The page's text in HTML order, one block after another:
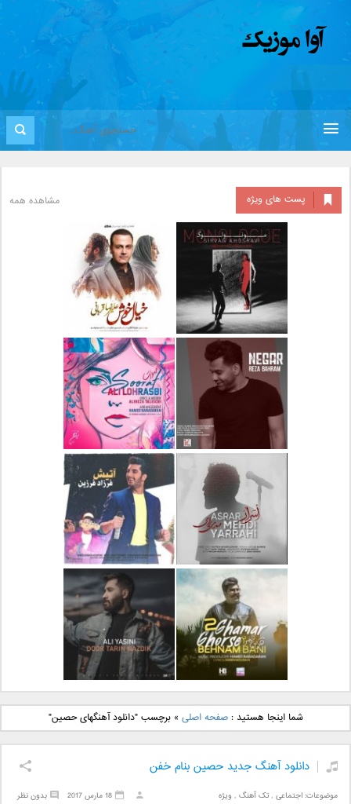
پست های ویژه مشاهده همه
دانلود آلبوم جدید سیروان
خسروی بنام مونولوگ
دانلود آهنگ جدید علیرضا
قربانی بنام خیال خوش
دانلود آهنگ جدید رضا
بهرام بنام نگار
دانلود آهنگ جدید علی
لهراسبی بنام صورت
دانلود آهنگ جدید مهدی
یراحی بنام اسرار
دانلود آهنگ جدید فرزاد
فرزین بنام آتیش
دانلود آهنگ جدید بهنام
بانی بنام قرص قمر 2
دانلود آهنگ جدید علی
یاسینی بنام دورترین نزدیک
شما اینجا هستید :صفحه اصلی »برچسب "دانلود آهنگهای حصین"
دانلود آهنگ جدید حصین بنام خفن
موضوعات:اجتماعی ,تک آهنگ ,ویژه بدون نظر 18 مارس 2017